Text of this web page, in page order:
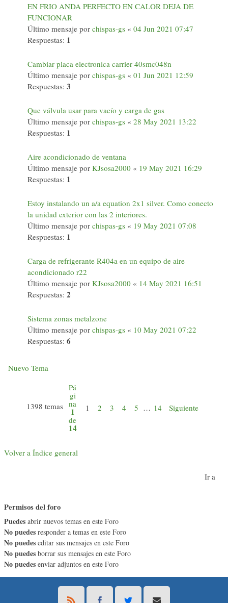
EN FRIO ANDA PERFECTO EN CALOR DEJA DE
FUNCIONAR
Último mensaje por chispas-gs « 04 Jun 2021 07:47
Respuestas: 1
Cambiar placa electronica carrier 40smc048n
Último mensaje por chispas-gs « 01 Jun 2021 12:59
Respuestas: 3
Que válvula usar para vacío y carga de gas
Último mensaje por chispas-gs « 28 May 2021 13:22
Respuestas: 1
Aire acondicionado de ventana
Último mensaje por KJsosa2000 « 19 May 2021 16:29
Respuestas: 1
Estoy instalando un a/a equation 2x1 silver. Como conecto
la unidad exterior con las 2 interiores.
Último mensaje por chispas-gs « 19 May 2021 07:08
Respuestas: 1
Carga de refrigerante R404a en un equipo de aire
acondicionado r22
Último mensaje por KJsosa2000 « 14 May 2021 16:51
Respuestas: 2
Sistema zonas metalzone
Último mensaje por chispas-gs « 10 May 2021 07:22
Respuestas: 6
Nuevo Tema
1398 temas
Pá
gi
na
1
de
14
1 2 3 4 5 … 14 Siguiente
Volver a Índice general
Ir a
Permisos del foro
Puedes abrir nuevos temas en este Foro
No puedes responder a temas en este Foro
No puedes editar sus mensajes en este Foro
No puedes borrar sus mensajes en este Foro
No puedes enviar adjuntos en este Foro